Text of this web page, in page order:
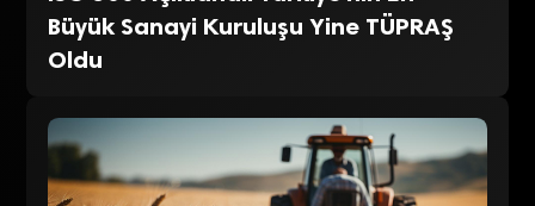
Büyük Sanayi Kuruluşu Yine TÜPRAŞ
Oldu